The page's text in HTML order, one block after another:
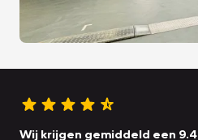
Wij krijgen gemiddeld een 9.4